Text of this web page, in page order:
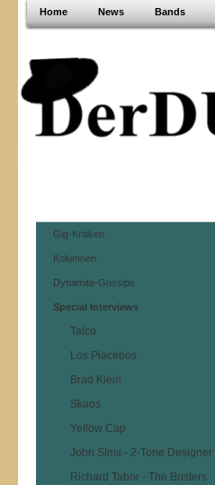
Home News Bands
Gig-Kritiken
Kolumnen
Dynamite-Gossips
Special Interviews
Talco
Los Placebos
Brad Klein
Skaos
Yellow Cap
John Sims - 2-Tone Designer
Richard Tabor - The Busters